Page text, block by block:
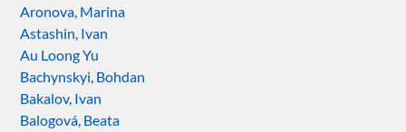
Aronova, Marina
Astashin, Ivan
Au Loong Yu
Bachynskyi, Bohdan
Bakalov, Ivan
Balogová, Beata